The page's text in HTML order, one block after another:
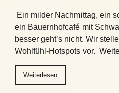
Ein milder Nachmittag, ein
ein Bauernhofcafé mit
besser geht’s nicht. Wir
Wohlfühl-Hotspots vor.
Weiterlesen